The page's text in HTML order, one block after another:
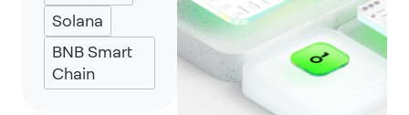
UniSat
Solana
BNB Smart
Chain